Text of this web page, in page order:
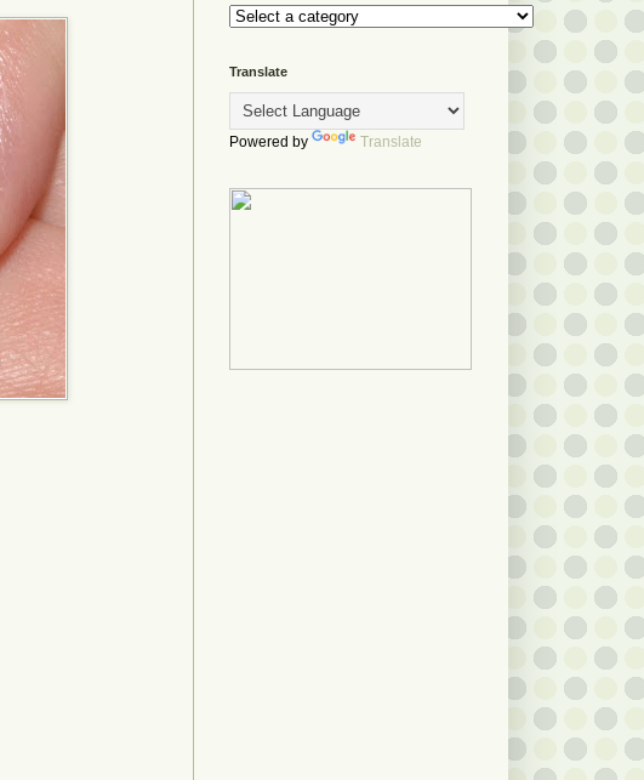
Translate
Powered by Translate